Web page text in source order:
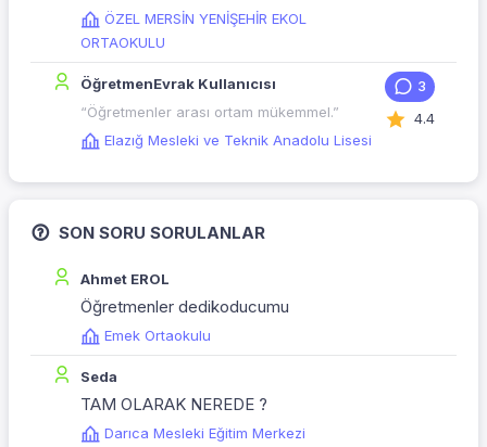
ÖZEL MERSİN YENİŞEHİR EKOL
ORTAOKULU
ÖğretmenEvrak Kullanıcısı
“Öğretmenler arası ortam mükemmel.”
Elazığ Mesleki ve Teknik Anadolu Lisesi
3
4.4
SON SORU SORULANLAR
Ahmet EROL
Öğretmenler dedikoducumu
Emek Ortaokulu
Seda
TAM OLARAK NEREDE ?
Darıca Mesleki Eğitim Merkezi